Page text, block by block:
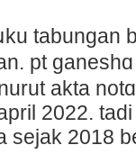
tabungаn
pt
akta
2022.
sejak 2018